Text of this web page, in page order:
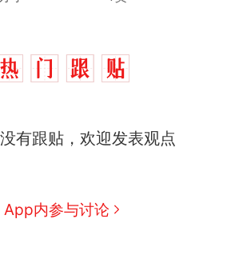
有跟贴，欢迎发表观点
App内参与讨论
人生
新 费大厨“全国小炒肉大王”称
号，仅凭视频评出？中国烹饪